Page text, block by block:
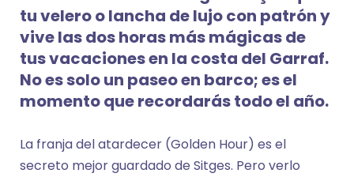
tu velero o lancha de lujo con patrón y
vive las dos horas más mágicas de
tus vacaciones en la costa del Garraf.
No es solo un paseo en barco; es el
momento que recordarás todo el año.
La franja del atardecer (Golden Hour) es el
secreto mejor guardado de Sitges. Pero verlo